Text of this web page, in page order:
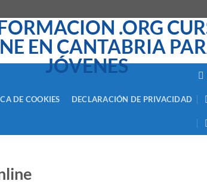
DE COOKIES DECLARACIÓN DE PRIVACIDAD